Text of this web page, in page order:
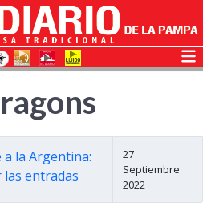
la Argentina:
las entradas
27
Septiembre
2022